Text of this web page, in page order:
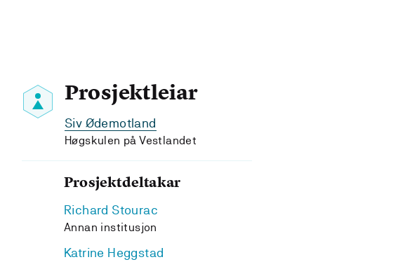
Prosjektleiar
Siv Ødemotland
Høgskulen på Vestlandet
Prosjektdeltakar
Richard Stourac
Annan institusjon
Katrine Heggstad